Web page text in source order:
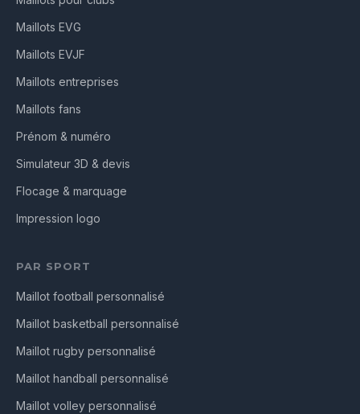
Maillots EVG
Maillots EVJF
Maillots entreprises
Maillots fans
Prénom & numéro
Simulateur 3D & devis
Flocage & marquage
Impression logo
PAR SPORT
Maillot football personnalisé
Maillot basketball personnalisé
Maillot rugby personnalisé
Maillot handball personnalisé
Maillot volley personnalisé